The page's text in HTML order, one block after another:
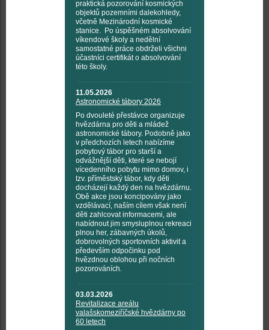
praktická pozorování kosmických
objektů pozemními dalekohledy,
včetně Mezinárodní kosmické
stanice. Po úspěšném absolvování
víkendové školy a nedělní
samostatné práce obdrželi všichni
účastníci certifikát o absolvování
této školy.
11.05.2026
Astronomické tábory 2026
Po dvouleté přestávce organizuje
hvězdárna pro děti a mládež
astronomické tábory. Podobně jako
v předchozích letech nabízíme
pobytový tábor pro starší a
odvážnější děti, které se nebojí
vícedenního pobytu mimo domov, i
tzv. příměstský tábor, kdy děti
docházejí každý den na hvězdárnu.
Obě akce jsou koncipovány jako
vzdělávací, naším cílem však není
děti zahlcovat informacemi, ale
nabídnout jim smysluplnou rekreaci
plnou her, zábavných úkolů,
dobrovolných sportovních aktivit a
především odpočinku pod
hvězdnou oblohou při nočních
pozorováních.
03.03.2026
Revitalizace areálu
valašskomeziříčské hvězdárny po
60 letech